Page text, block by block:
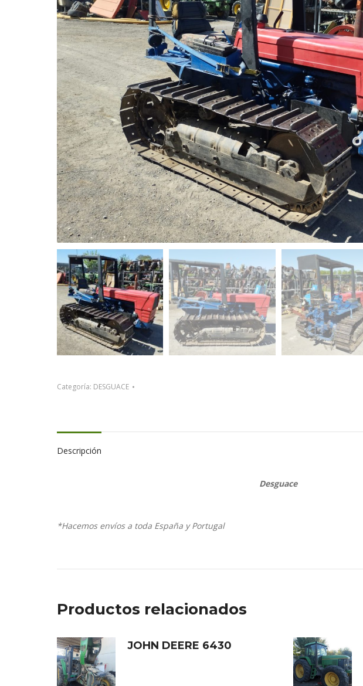
Categoría: DESGUACE
Descripción
Desguace
*Hacemos envíos a toda España y Portugal
Productos relacionados
JOHN DEERE 6430